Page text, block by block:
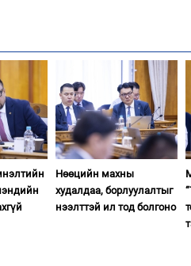
Нөөцийн махны
худалдаа, борлуулалтыг
нээлттэй ил тод болгоно